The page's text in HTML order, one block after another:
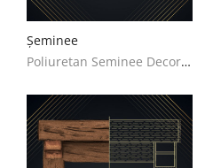
Inregistreaza-te
RON (lei)
Limba
English Romanian
Șeminee
Poliuretan Seminee Decoratiuni Casa